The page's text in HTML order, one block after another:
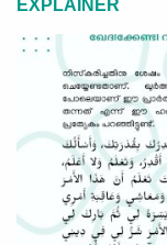
EXPLAINER